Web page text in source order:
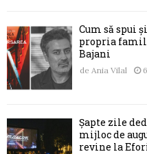
Cum să spui
propria
Bajani
de Ania Vilal
Șapte zile
mijloc de
revine la